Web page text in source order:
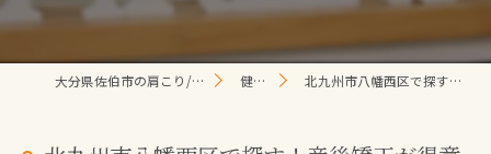
大分県佐伯市の肩こり/頭痛/腰痛 なら晴レルヤ整体院 健康コラム 北九州市八幡西区で探す！産後矯正が得意な接骨院の魅力